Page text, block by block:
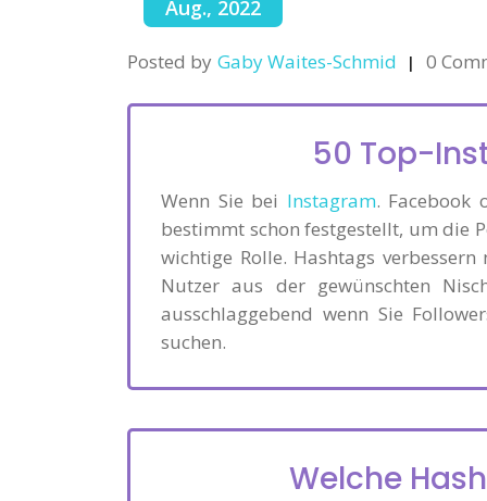
Aug., 2022
Posted by Gaby Waites-Schmid 0
50 Top-
Wenn Sie bei Instagram. Facebook
bestimmt schon festgestellt, um die
wichtige Rolle. Hashtags
Nutzer aus der gewünschten
ausschlaggebend wenn Sie
suchen.
Welche